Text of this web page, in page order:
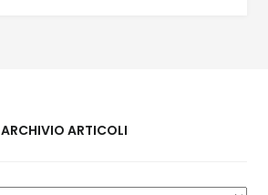
ARCHIVIO ARTICOLI